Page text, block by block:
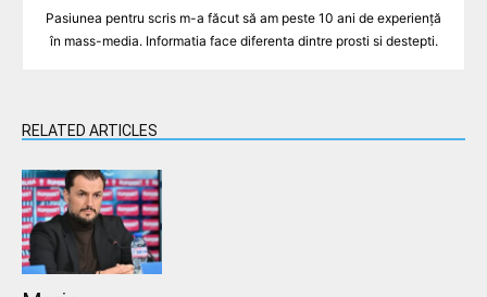
Pasiunea pentru scris m-a făcut să am peste 10 ani de experiență
în mass-media. Informatia face diferenta dintre prosti si destepti.
RELATED ARTICLES